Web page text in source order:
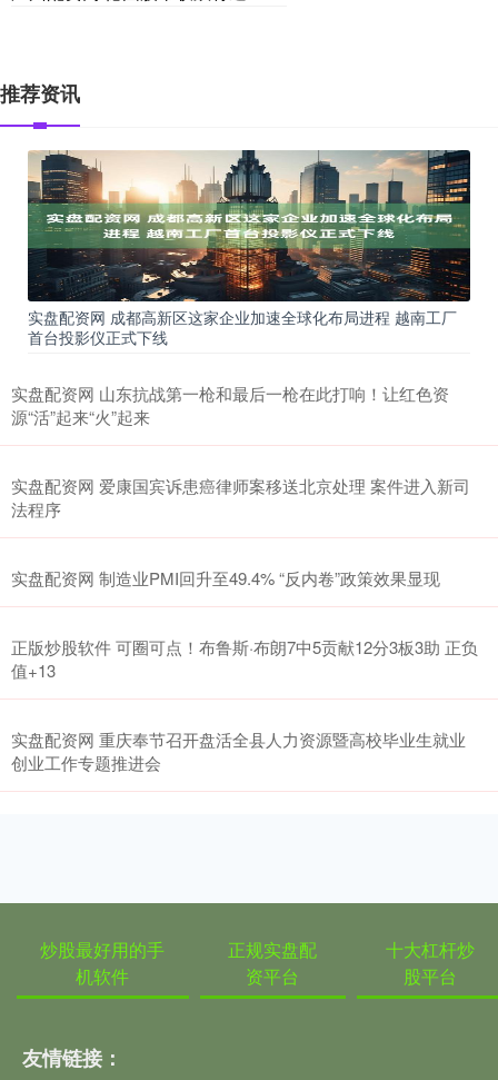
推荐资讯
实盘配资网 成都高新区这家企业加速全球化布局进程 越南工厂
首台投影仪正式下线
实盘配资网 山东抗战第一枪和最后一枪在此打响！让红色资
源“活”起来“火”起来
实盘配资网 爱康国宾诉患癌律师案移送北京处理 案件进入新司
法程序
实盘配资网 制造业PMI回升至49.4% “反内卷”政策效果显现
正版炒股软件 可圈可点！布鲁斯·布朗7中5贡献12分3板3助 正负
值+13
实盘配资网 重庆奉节召开盘活全县人力资源暨高校毕业生就业
创业工作专题推进会
炒股最好用的手
机软件
正规实盘配
资平台
十大杠杆炒
股平台
友情链接：